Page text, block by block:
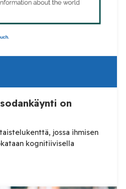
on
jossa ihmisen